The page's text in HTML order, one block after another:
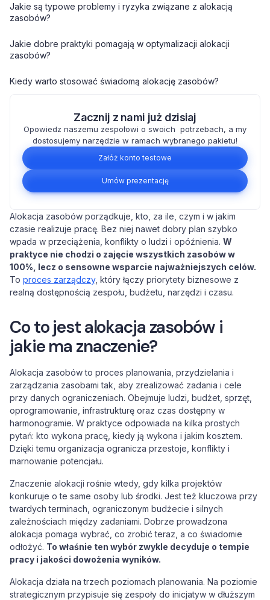
Jakie są typowe problemy i ryzyka związane z alokacją
zasobów?
Jakie dobre praktyki pomagają w optymalizacji alokacji
zasobów?
Kiedy warto stosować świadomą alokację zasobów?
Zacznij z nami już dzisiaj
Opowiedz naszemu zespołowi o swoich potrzebach, a my
dostosujemy narzędzie w ramach wybranego pakietu!
Załóż konto testowe
Umów prezentację
Alokacja zasobów porządkuje, kto, za ile, czym i w jakim
czasie realizuje pracę. Bez niej nawet dobry plan szybko
wpada w przeciążenia, konflikty o ludzi i opóźnienia. W
praktyce nie chodzi o zajęcie wszystkich zasobów w
100%, lecz o sensowne wsparcie najważniejszych celów.
To proces zarządczy, który łączy priorytety biznesowe z
realną dostępnością zespołu, budżetu, narzędzi i czasu.
Co to jest alokacja zasobów i
jakie ma znaczenie?
Alokacja zasobów to proces planowania, przydzielania i
zarządzania zasobami tak, aby zrealizować zadania i cele
przy danych ograniczeniach. Obejmuje ludzi, budżet, sprzęt,
oprogramowanie, infrastrukturę oraz czas dostępny w
harmonogramie. W praktyce odpowiada na kilka prostych
pytań: kto wykona pracę, kiedy ją wykona i jakim kosztem.
Dzięki temu organizacja ogranicza przestoje, konflikty i
marnowanie potencjału.
Znaczenie alokacji rośnie wtedy, gdy kilka projektów
konkuruje o te same osoby lub środki. Jest też kluczowa przy
twardych terminach, ograniczonym budżecie i silnych
zależnościach między zadaniami. Dobrze prowadzona
alokacja pomaga wybrać, co zrobić teraz, a co świadomie
odłożyć. To właśnie ten wybór zwykle decyduje o tempie
pracy i jakości dowożenia wyników.
Alokacja działa na trzech poziomach planowania. Na poziomie
strategicznym przypisuje się zespoły do inicjatyw w dłuższym